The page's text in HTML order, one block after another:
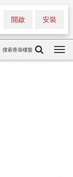
安裝
開啟
搜索香港樓盤